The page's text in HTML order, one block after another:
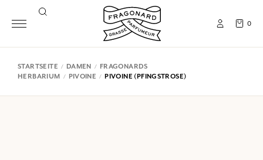
0
STARTSEITE DAMEN
FRAGONARDS
HERBARIUM
PIVOINE PIVOINE (PFINGSTROSE)